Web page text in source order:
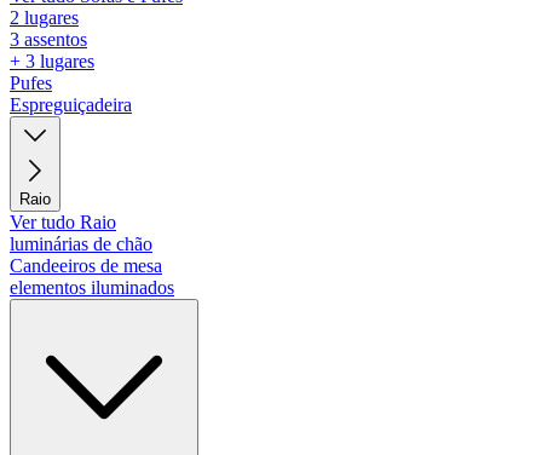
2 lugares
3 assentos
+ 3 lugares
Pufes
Espreguiçadeira
Raio
Ver tudo Raio
luminárias de chão
Candeeiros de mesa
elementos iluminados